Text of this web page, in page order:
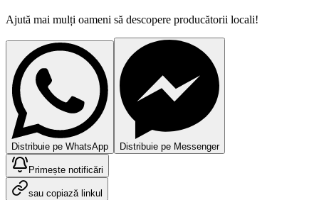
Ajută mai mulți oameni să descopere producătorii locali!
Distribuie pe WhatsApp Distribuie pe Messenger
Primește notificări
sau copiază linkul